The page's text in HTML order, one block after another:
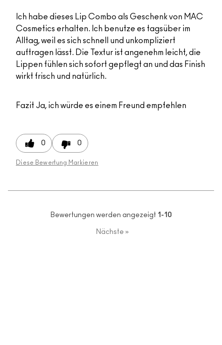
Ich habe dieses Lip Combo als Geschenk von MAC
Cosmetics erhalten. Ich benutze es tagsüber im
Alltag, weil es sich schnell und unkompliziert
auftragen lässt. Die Textur ist angenehm leicht, die
Lippen fühlen sich sofort gepflegt an und das Finish
wirkt frisch und natürlich.
Fazit Ja, ich würde es einem Freund empfehlen
0 0
Diese Bewertung Markieren
Bewertungen werden angezeigt 1-10
Nächste »